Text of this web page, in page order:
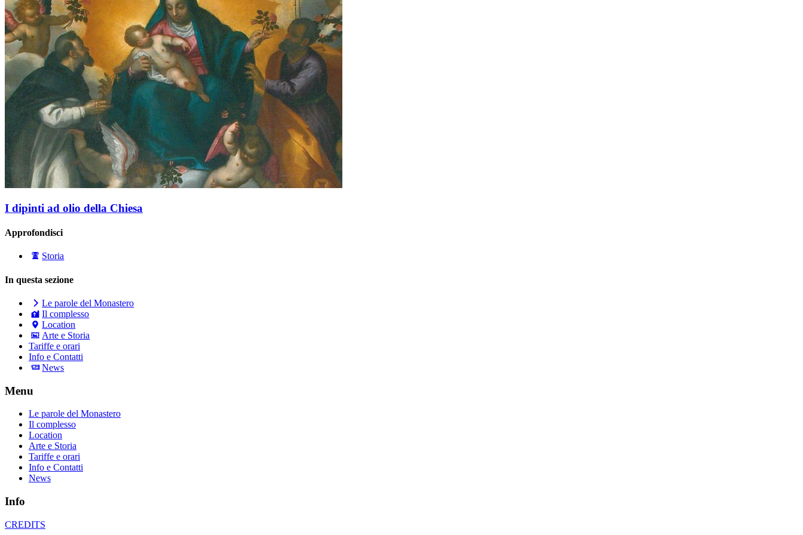
I dipinti ad olio della Chiesa
Approfondisci
Storia
In questa sezione
Le parole del Monastero
Il complesso
Location
Arte e Storia
Tariffe e orari
Info e Contatti
News
Menu
Le parole del Monastero
Il complesso
Location
Arte e Storia
Tariffe e orari
Info e Contatti
News
Info
CREDITS